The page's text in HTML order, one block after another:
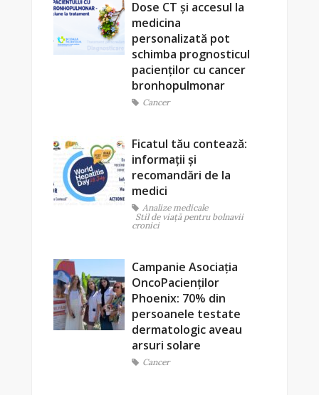
Dose CT și accesul la
medicina
personalizată pot
schimba prognosticul
pacienților cu cancer
bronhopulmonar
Cancer
Ficatul tău contează:
informații și
recomandări de la
medici
Analize medicale
Stil de viaţă pentru bolnavii
cronici
Campanie Asociația
OncoPacienților
Phoenix: 70% din
persoanele testate
dermatologic aveau
arsuri solare
Cancer